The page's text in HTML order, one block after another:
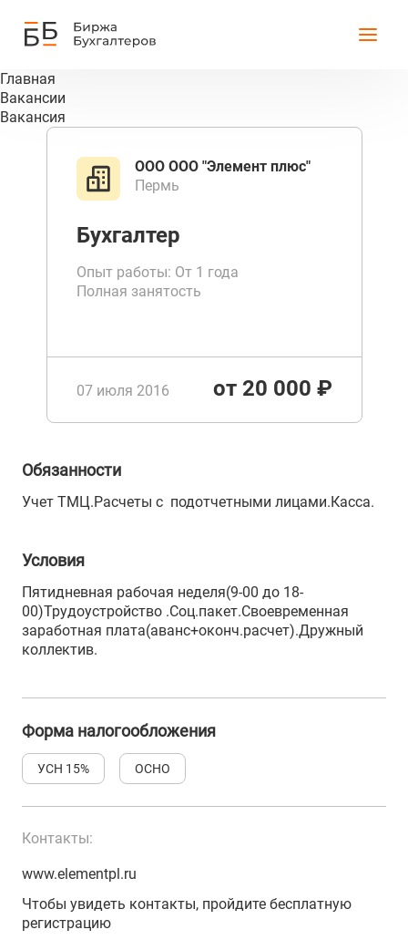
Главная
Вакансии
Вакансия
ООО OOO "Элемент плюс"
Пермь
Бухгалтер
Опыт работы: От 1 года
Полная занятость
07 июля 2016 от 20 000 ₽
Обязанности
Учет ТМЦ.Расчеты с подотчетными лицами.Касса.
Условия
Пятидневная рабочая неделя(9-00 до 18-
00)Трудоустройство .Соц.пакет.Своевременная
заработная плата(аванс+оконч.расчет).Дружный
коллектив.
Форма налогообложения
УСН 15% ОСНО
Контакты:
www.elementpl.ru
Чтобы увидеть контакты, пройдите бесплатную
регистрацию